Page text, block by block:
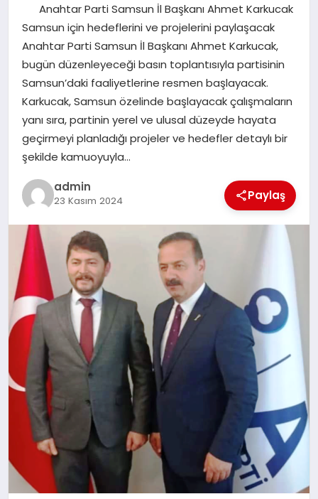
MAGAZIN
SPOR
TEKNOLOJI
Anahtar Parti Samsun İl Başkanı Ahmet Karkucak
Samsun için hedeflerini ve projelerini paylaşacak
Anahtar Parti Samsun İl Başkanı Ahmet Karkucak,
bugün düzenleyeceği basın toplantısıyla partisinin
Samsun’daki faaliyetlerine resmen başlayacak.
Karkucak, Samsun özelinde başlayacak çalışmaların
yanı sıra, partinin yerel ve ulusal düzeyde hayata
geçirmeyi planladığı projeler ve hedefler detaylı bir
şekilde kamuoyuyla…
admin
23 Kasım 2024 Paylaş